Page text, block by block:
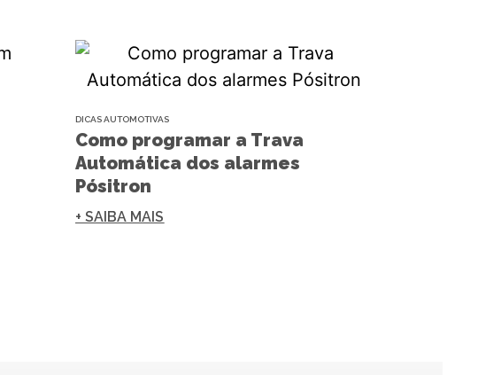
DICAS AUTOMOTIVAS
Como programar a Trava
Automática dos alarmes
Pósitron
+ SAIBA MAIS